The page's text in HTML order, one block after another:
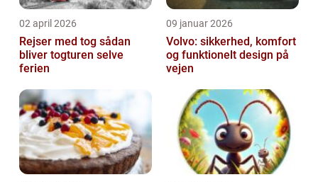
02 april 2026
Rejser med tog sådan
bliver togturen selve
ferien
09 januar 2026
Volvo: sikkerhed, komfort
og funktionelt design på
vejen